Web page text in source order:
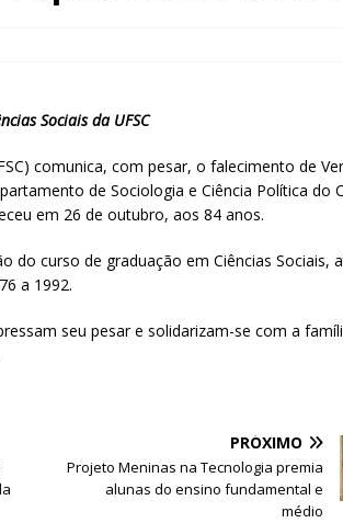
Sociais da UFSC
comunica, com pesar, o falecimento de
de Sociologia e Ciência Política do
em 26 de outubro, aos 84 anos.
do curso de graduação em Ciências Sociais,
a 1992.
seu pesar e solidarizam-se com a
PRÓXIMO
Projeto Meninas na Tecnologia premia
alunas do ensino fundamental e
médio